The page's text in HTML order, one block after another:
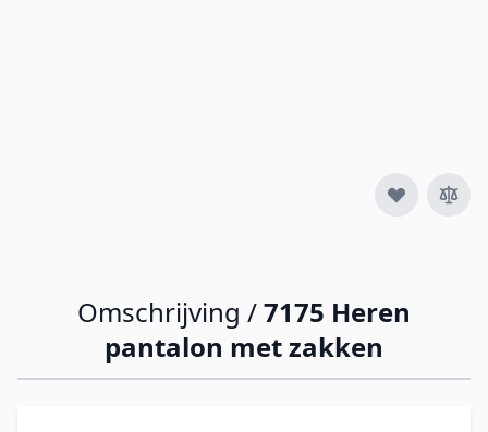
Omschrijving /7175 Heren
pantalon met zakken